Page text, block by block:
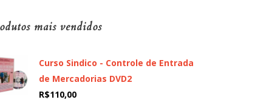
mais vendidos
Curso Sindico - Controle de Entrada
de Mercadorias DVD2
R$110,00